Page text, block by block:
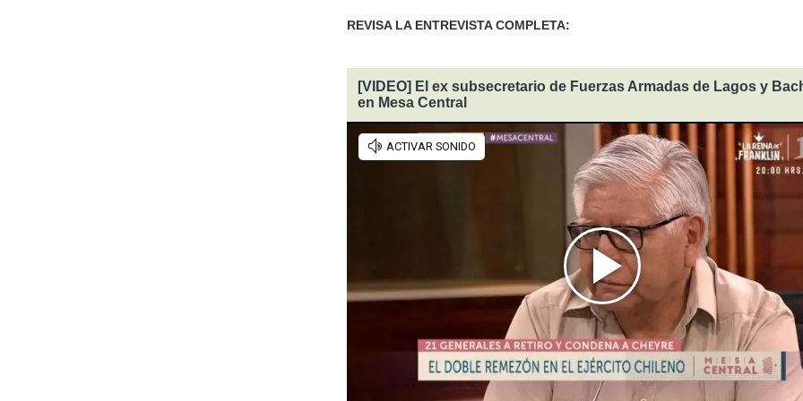
REVISA LA ENTREVISTA COMPLETA:
[VIDEO] El ex subsecretario de Fuerzas Armadas de Lagos y
en Mesa Central